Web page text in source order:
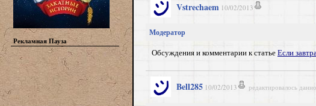
Рекламная Пауза
Vstrechaem 10/02/2013
Модератор
Обсуждения и комментарии к статьеЕсли
Bell285 10/02/2013 редактировалось